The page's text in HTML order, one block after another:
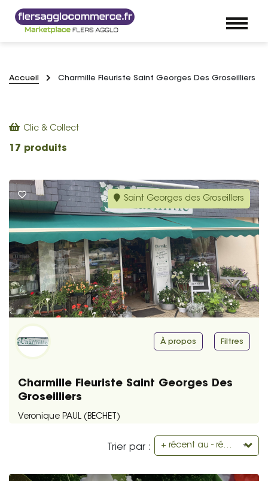
Accueil Charmille Fleuriste Saint Georges Des Groseilliers
Clic & Collect
17 produits
Saint Georges des Groseillers
À propos Filtres
Charmille Fleuriste Saint Georges Des
Groseilliers
Veronique PAUL (BECHET)
Trier par : + récent au - récent